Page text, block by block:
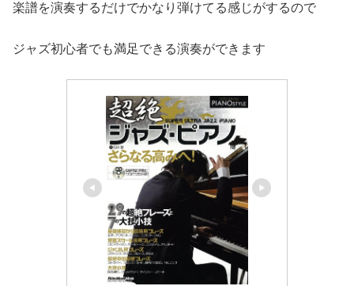
楽譜を演奏するだけでかなり弾けてる感じがするので
ジャズ初心者でも満足できる演奏ができます